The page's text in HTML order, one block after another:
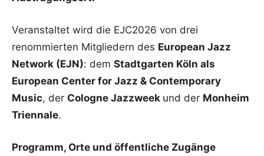
Veranstaltet wird die EJC2026 von drei
renommierten Mitgliedern des European Jazz
Network (EJN): dem Stadtgarten Köln als
European Center for Jazz & Contemporary
Music, der Cologne Jazzweek und der Monheim
Triennale.
Programm, Orte und öffentliche Zugänge